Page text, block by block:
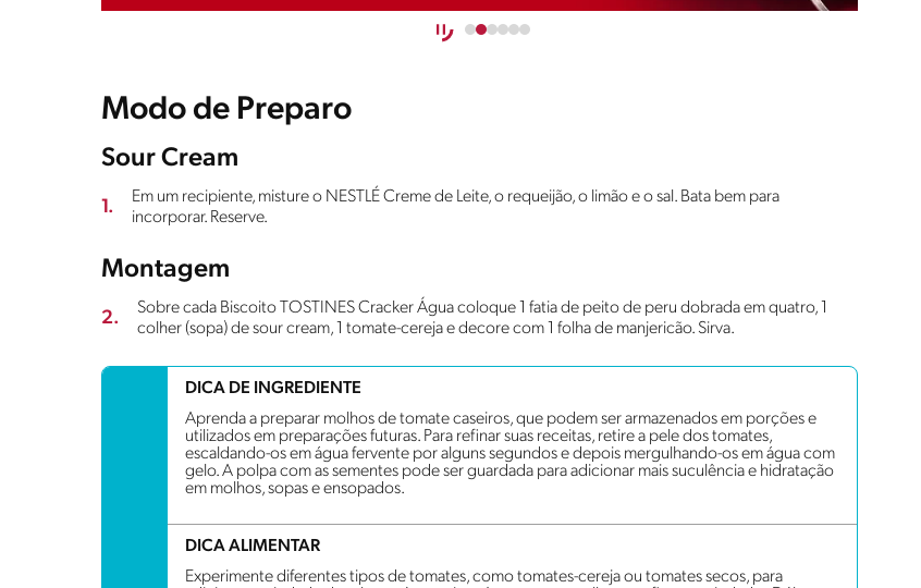
Modo de Preparo
Sour Cream
1.
Em um recipiente, misture o NESTLÉ Creme de Leite, o requeijão, o limão e o sal. Bata bem para
incorporar. Reserve.
Montagem
2.
Sobre cada Biscoito TOSTINES Cracker Água coloque 1 fatia de peito de peru dobrada em quatro, 1
colher (sopa) de sour cream, 1 tomate-cereja e decore com 1 folha de manjericão. Sirva.
DICA DE INGREDIENTE
Aprenda a preparar molhos de tomate caseiros, que podem ser armazenados em porções e
utilizados em preparações futuras. Para refinar suas receitas, retire a pele dos tomates,
escaldando-os em água fervente por alguns segundos e depois mergulhando-os em água com
gelo. A polpa com as sementes pode ser guardada para adicionar mais suculência e hidratação
em molhos, sopas e ensopados.
DICA ALIMENTAR
Experimente diferentes tipos de tomates, como tomates-cereja ou tomates secos, para